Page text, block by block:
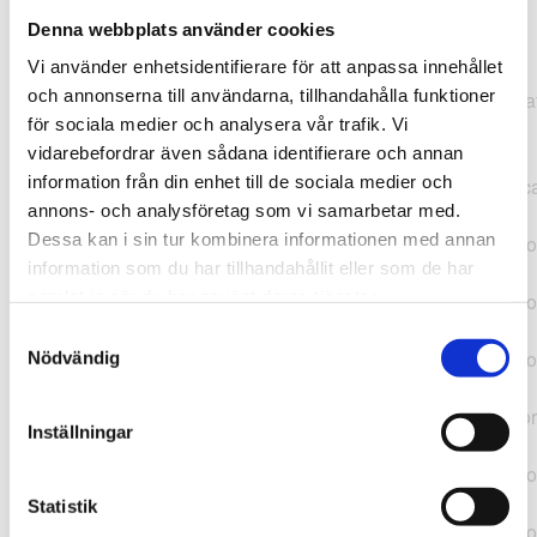
Denna webbplats använder cookies
Vi använder enhetsidentifierare för att anpassa innehållet
och annonserna till användarna, tillhandahålla funktioner
för sociala medier och analysera vår trafik. Vi
vidarebefordrar även sådana identifierare och annan
information från din enhet till de sociala medier och
annons- och analysföretag som vi samarbetar med.
Dessa kan i sin tur kombinera informationen med annan
information som du har tillhandahållit eller som de har
Nödvändig
Inställningar
Statistik
TypeError: "".concat(...).concat(...).replaceAll is not a
function at
https://webshop.pressbyran.se/_next/static/chunks/pages/
b1763451a2186f9e.js:1:11050 at Array.map
(<anonymous>) at K
(https://webshop.pressbyran.se/_next/static/chunks/pages/
b1763451a2186f9e.js:1:10836) at lk
(https://webshop.pressbyran.se/_next/static/chunks/
b241200379730ac0.js:1:129835) at i
(https://webshop.pressbyran.se/_next/static/chunks/
(https://webshop.pressbyran.se/_next/static/chunks/
https://webshop.pressbyran.se/_next/static/chunks/
b241200379730ac0.js:1:167872 at uI
(https://webshop.pressbyran.se/_next/static/chunks/
b241200379730ac0.js:1:167879) at uE
(https://webshop.pressbyran.se/_next/static/chunks/